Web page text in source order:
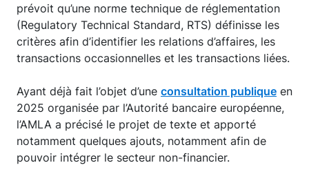
prévoit qu’une norme technique de réglementation
(Regulatory Technical Standard, RTS) définisse les
critères afin d’identifier les relations d’affaires, les
transactions occasionnelles et les transactions liées.
Ayant déjà fait l’objet d’une consultation publique en
2025 organisée par l’Autorité bancaire européenne,
l’AMLA a précisé le projet de texte et apporté
notamment quelques ajouts, notamment afin de
pouvoir intégrer le secteur non-financier.